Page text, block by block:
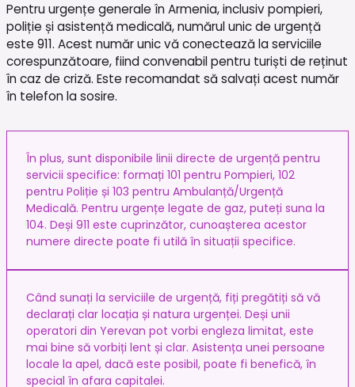
Pentru urgențe generale în Armenia, inclusiv pompieri,
poliție și asistență medicală, numărul unic de urgență
este 911. Acest număr unic vă conectează la serviciile
corespunzătoare, fiind convenabil pentru turiști de reținut
în caz de criză. Este recomandat să salvați acest număr
în telefon la sosire.
În plus, sunt disponibile linii directe de urgență pentru
servicii specifice: formați 101 pentru Pompieri, 102
pentru Poliție și 103 pentru Ambulanță/Urgență
Medicală. Pentru urgențe legate de gaz, puteți suna la
104. Deși 911 este cuprinzător, cunoașterea acestor
numere directe poate fi utilă în situații specifice.
Când sunați la serviciile de urgență, fiți pregătiți să vă
declarați clar locația și natura urgenței. Deși unii
operatori din Yerevan pot vorbi engleza limitat, este
mai bine să vorbiți lent și clar. Asistența unei persoane
locale la apel, dacă este posibil, poate fi benefică, în
special în afara capitalei.